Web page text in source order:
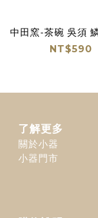
中田窯-茶碗 吳須
NT$590
了解更多
關於小器
小器門市